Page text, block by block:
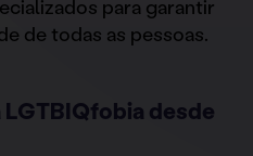
para garantir
de todas as pessoas.
desde